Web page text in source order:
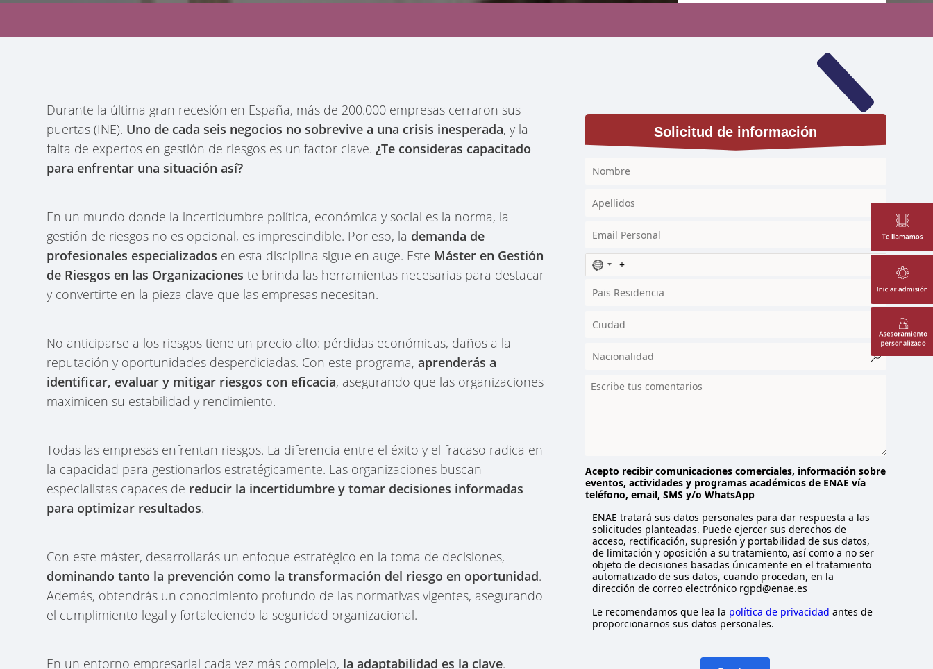
Durante la última gran recesión en España, más de 200.000 empresas cerraron sus
puertas (INE). Uno de cada seis negocios no sobrevive a una crisis inesperada, y la
falta de expertos en gestión de riesgos es un factor clave.¿Te consideras capacitado
para enfrentar una situación así?
En un mundo donde la incertidumbre política, económica y social es la norma, la
gestión de riesgos no es opcional, es imprescindible. Por eso, la demanda de
profesionales especializados en esta disciplina sigue en auge. Este Máster en Gestión
de Riesgos en las Organizacioneste brinda las herramientas necesarias para destacar
y convertirte en la pieza clave que las empresas necesitan.
No anticiparse a los riesgos tiene un precio alto: pérdidas económicas, daños a la
reputación y oportunidades desperdiciadas. Con este programa,aprenderás a
identificar, evaluar y mitigar riesgos con eficacia, asegurando que las organizaciones
maximicen su estabilidad y rendimiento.
Todas las empresas enfrentan riesgos. La diferencia entre el éxito y el fracaso radica en
la capacidad para gestionarlos estratégicamente. Las organizaciones buscan
especialistas capaces de reducir la incertidumbre y tomar decisiones informadas
para optimizar resultados.
Con este máster, desarrollarás un enfoque estratégico en la toma de decisiones,
dominando tanto la prevención como la transformación del riesgo en oportunidad.
Además, obtendrás un conocimiento profundo de las normativas vigentes, asegurando
el cumplimiento legal y fortaleciendo la seguridad organizacional.
En un entorno empresarial cada vez más complejo, la adaptabilidad es la clave.
Solicitud de información
N
o
c
u
t
y
t
e
d
Acepto recibir comunicaciones comerciales, información sobre
eventos, actividades y programas académicos de ENAE vía
teléfono, email, SMS y/o WhatsApp
ENAE tratará sus datos personales para dar respuesta a las
solicitudes planteadas. Puede ejercer sus derechos de
acceso, rectificación, supresión y portabilidad de sus datos,
de limitación y oposición a su tratamiento, así como a no ser
objeto de decisiones basadas únicamente en el tratamiento
automatizado de sus datos, cuando procedan, en la
dirección de correo electrónico rgpd@enae.es
Le recomendamos que lea la política de privacidad antes de
proporcionarnos sus datos personales.